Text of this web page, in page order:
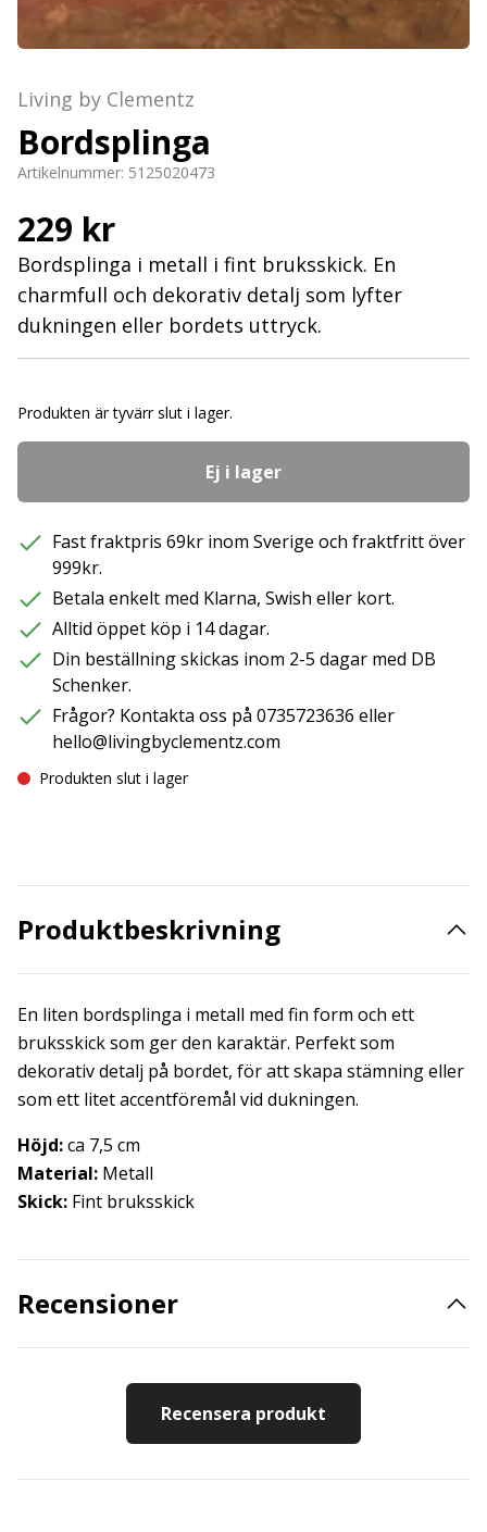
Living by Clementz
Bordsplinga
Artikelnummer: 5125020473
229 kr
Bordsplinga i metall i fint bruksskick. En
charmfull och dekorativ detalj som lyfter
dukningen eller bordets uttryck.
Produkten är tyvärr slut i lager.
Ej i lager
Fast fraktpris 69kr inom Sverige och fraktfritt över
999kr.
Betala enkelt med Klarna, Swish eller kort.
Alltid öppet köp i 14 dagar.
Din beställning skickas inom 2-5 dagar med DB
Schenker.
Frågor? Kontakta oss på 0735723636 eller
hello@livingbyclementz.com
Produkten slut i lager
Produktbeskrivning
En liten bordsplinga i metall med fin form och ett
bruksskick som ger den karaktär. Perfekt som
dekorativ detalj på bordet, för att skapa stämning eller
som ett litet accentföremål vid dukningen.
Höjd:ca 7,5 cm
Material: Metall
Skick: Fint bruksskick
Recensioner
Recensera produkt